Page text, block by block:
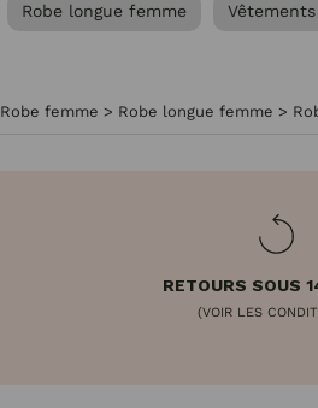
Robe longue femme
Robe femme > Robe longue femme >
RETOURS SOUS
(VOIR LES